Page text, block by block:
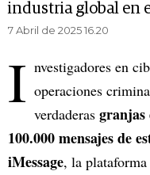
industria global en
7 Abril de 2025 16.20
I nvestigadores en
operaciones
verdaderas granjas
100.000 mensajes de
iMessage, la